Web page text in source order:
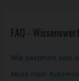
FAQ -
Wie bestimmt sich
Muss mein